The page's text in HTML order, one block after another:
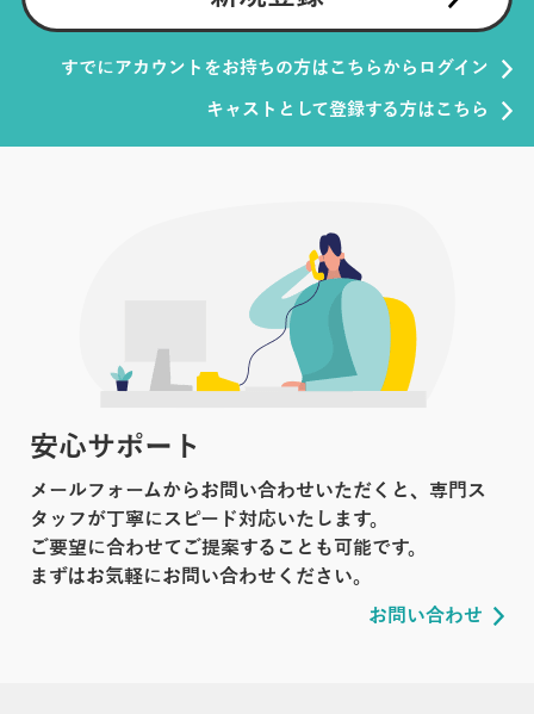
すでにアカウントをお持ちの方はこちらからログイン
キャストとして登録する方はこちら
安心サポート
メールフォームからお問い合わせいただくと、専門ス
タッフが丁寧にスピード対応いたします。
ご要望に合わせてご提案することも可能です。
まずはお気軽にお問い合わせください。
お問い合わせ